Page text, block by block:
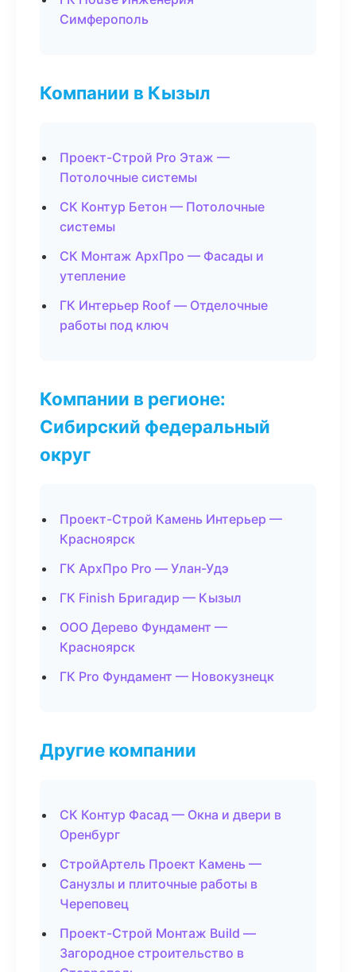
Симферополь
Компании в Кызыл
Проект-Строй Pro Этаж —
Потолочные системы
СК Контур Бетон — Потолочные
системы
СК Монтаж АрхПро — Фасады и
утепление
ГК Интерьер Roof — Отделочные
работы под ключ
Компании в регионе:
Сибирский федеральный
округ
Проект-Строй Камень Интерьер —
Красноярск
ГК АрхПро Pro — Улан-Удэ
ГК Finish Бригадир — Кызыл
ООО Дерево Фундамент —
Красноярск
ГК Pro Фундамент — Новокузнецк
Другие компании
СК Контур Фасад — Окна и двери в
Оренбург
СтройАртель Проект Камень —
Санузлы и плиточные работы в
Череповец
Проект-Строй Монтаж Build —
Загородное строительство в